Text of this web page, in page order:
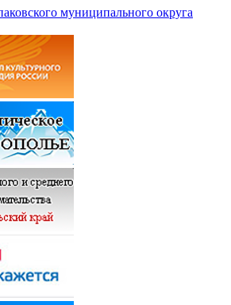
муниципального округа